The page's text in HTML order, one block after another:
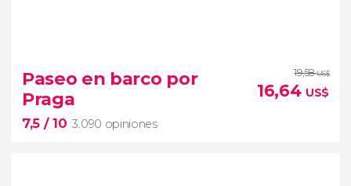
Český Krumlov
ciudades más bonitas de la República Checa
Paseo en barco por
Praga
7,5 / 10 3.090 opiniones
19,58US$
16,64 US$